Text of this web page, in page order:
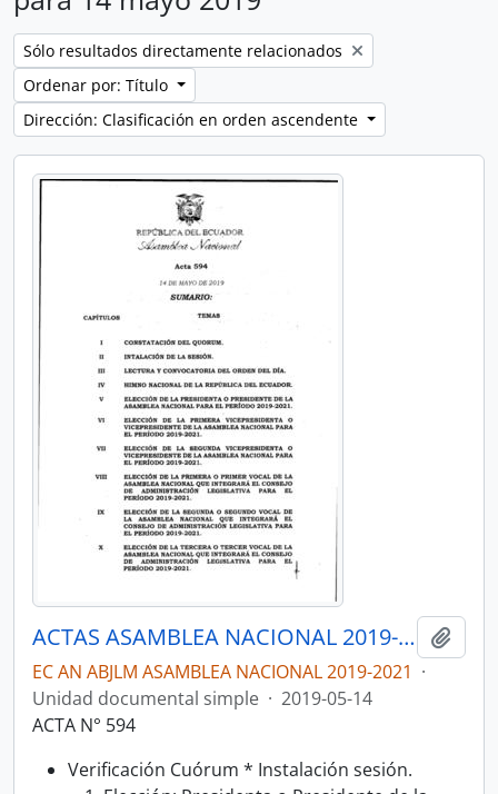
Remove filter:
Sólo resultados directamente relacionados
Ordenar por: Título
Dirección: Clasificación en orden ascendente
ACTAS ASAMBLEA NACIONAL 2019-2021
EC AN ABJLM ASAMBLEA NACIONAL 2019-2021 ·
Unidad documental simple · 2019-05-14
ACTA N° 594
Verificación Cuórum * Instalación sesión.